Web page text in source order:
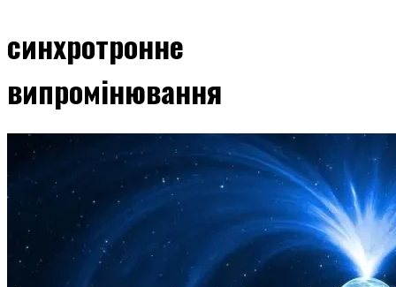
синхротронне
випромінювання